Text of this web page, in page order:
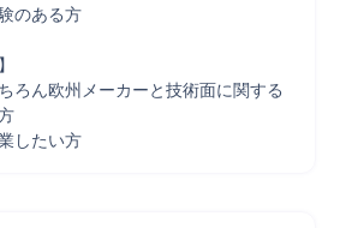
のある方
ろん欧州メーカーと技術面に関する
したい方